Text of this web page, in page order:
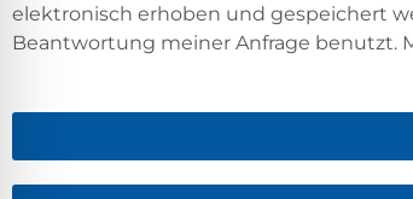
elektronisch erhoben und gespeichert
Beantwortung meiner Anfrage benutzt.